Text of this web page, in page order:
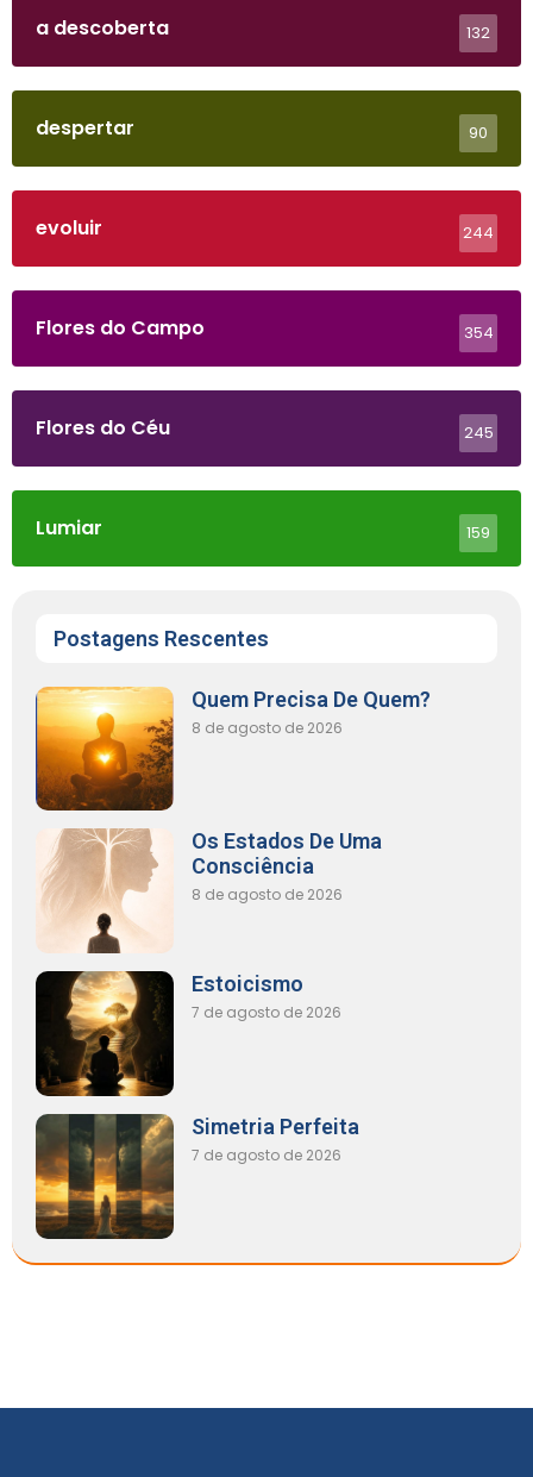
a descoberta 132
despertar 90
evoluir 244
Flores do Campo 354
Flores do Céu 245
Lumiar 159
Postagens Rescentes
Quem Precisa De Quem?
8 de agosto de 2026
Os Estados De Uma
Consciência
8 de agosto de 2026
Estoicismo
7 de agosto de 2026
Simetria Perfeita
7 de agosto de 2026